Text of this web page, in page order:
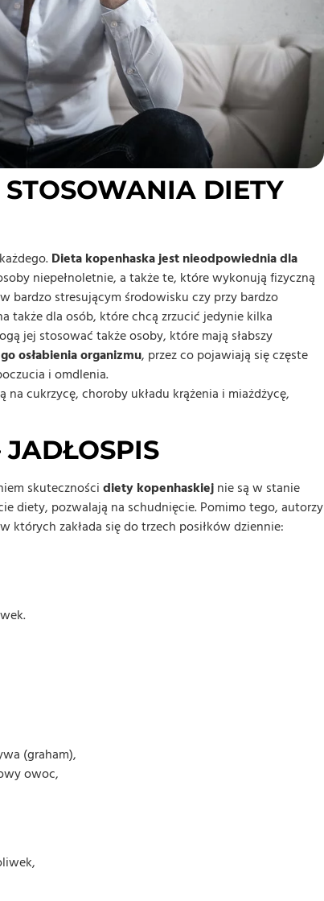
DIETY
Dieta kopenhaska jest nieodpowiednia dla
niepełnoletnie, a także te, które wykonują fizyczną
bardzo stresującym środowisku czy przy bardzo
także dla osób, które chcą zrzucić jedynie kilka
jej stosować także osoby, które mają słabszy
osłabienia organizmu, przez co pojawiają się częste
i omdlenia.
cukrzycę, choroby układu krążenia i miażdżycę,
skuteczności diety kopenhaskiej nie są w stanie
diety, pozwalają na schudnięcie. Pomimo tego, autorzy
których zakłada się do trzech posiłków dziennie:
(graham),
owoc,